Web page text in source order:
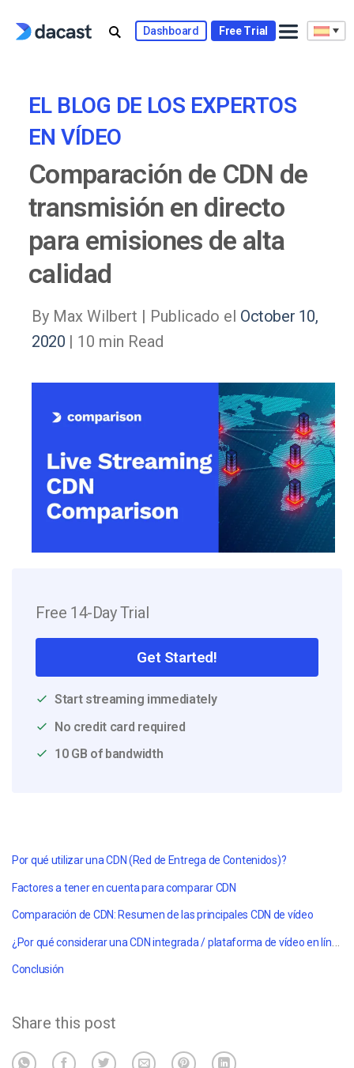
Dashboard Free Trial
EL BLOG DE LOS EXPERTOS
EN VÍDEO
Comparación de CDN de
transmisión en directo
para emisiones de alta
calidad
By Max Wilbert | Publicado el October 10,
2020 | 10 min Read
Free 14-Day Trial
Get Started!
Start streaming immediately
No credit card required
10 GB of bandwidth
Por qué utilizar una CDN(Red de Entrega de Contenidos)?
Factores a tener en cuenta para comparar CDN
Comparación de CDN: Resumen de las principales CDN de vídeo
Conclusión
Share this post